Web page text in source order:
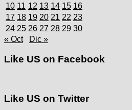
10 11 12 13 14 15 16
17 18 19 20 21 22 23
24 25 26 27 28 29 30
« Oct
Dic »
Like US on Facebook
Like US on Twitter